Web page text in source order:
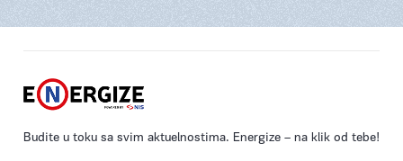
Budite u toku sa svim aktuelnostima. Energize – na klik od tebe!